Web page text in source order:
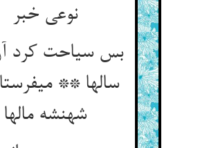
نوعی خبر
بس سیاحت کرد
سالها **
شهنشه مالها